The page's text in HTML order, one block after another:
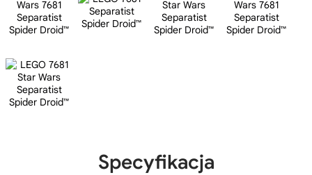
Specyfikacja